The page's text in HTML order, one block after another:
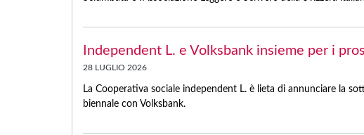
Independent L. e Volksbank insieme per i
28 LUGLIO 2026
La Cooperativa sociale independent L. è lieta di annunciare la
biennale con Volksbank.